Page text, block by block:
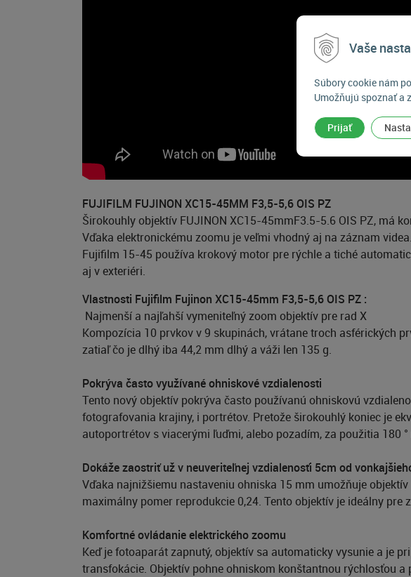
Vaše
Súbory cookie nám
Umožňujú spoznať a
Prijať
FUJIFILM FUJINON XC15-45MM F3,5-5,6 OIS PZ
Širokouhly objektív FUJINON XC15-45mmF3.5-5.6 OIS PZ, má
Vďaka elektronickému zoomu je veľmi vhodný aj na záznam
Fujifilm 15-45 používa krokový motor pre rýchle a tiché
aj v exteriéri.
Vlastnosti Fujifilm Fujinon XC15-45mm F3,5-5,6 OIS PZ :
Najmenší a najľahší vymeniteľný zoom objektív pre rad X
Kompozícia 10 prvkov v 9 skupinách, vrátane troch asférických
zatiaľ čo je dlhý iba 44,2 mm dlhý a váži len 135 g.
Pokrýva často využívané ohniskové vzdialenosti
Tento nový objektív pokrýva často používanú ohniskovú
fotografovania krajiny, i portrétov. Pretože širokouhlý koniec je
autoportrétov s viacerými ľuďmi, alebo pozadím, za použitia 180
Dokáže zaostriť už v neuveriteľnej vzdialenosťi 5cm od
Vďaka najnižšiemu nastaveniu ohniska 15 mm umožňuje
maximálny pomer reprodukcie 0,24. Tento objektív je ideálny pre
Komfortné ovládanie elektrického zoomu
Keď je fotoaparát zapnutý, objektív sa automaticky vysunie a je
transfokácie. Objektív pohne ohniskom konštantnou rýchlosťou